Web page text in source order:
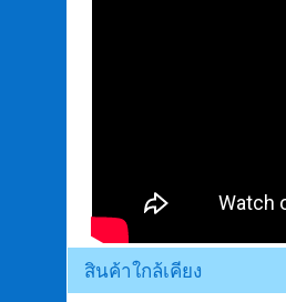
สินค้าใกล้เคียง